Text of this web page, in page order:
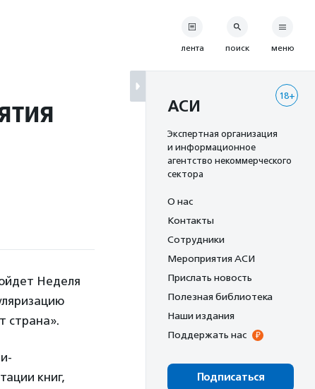
Неделя
страна».
книг,
лента поиск меню
18+
АСИ
Экспертная организация
и информационное
агентство некоммерческого
сектора
О нас
Контакты
Сотрудники
Мероприятия АСИ
Прислать новость
Полезная библиотека
Наши издания
Поддержать нас
Подписаться